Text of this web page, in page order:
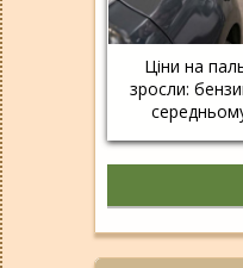
Ціни на
зросли: